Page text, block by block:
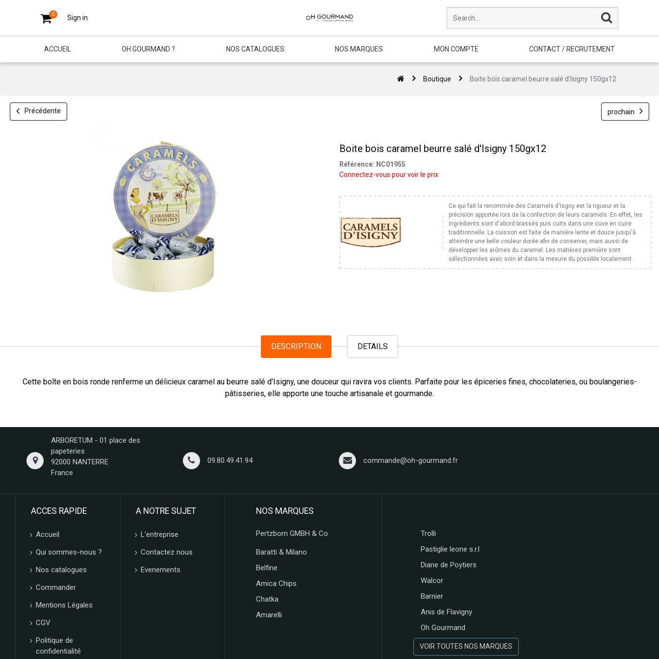
0 Sign in
ACCUEIL OH GOURMAND ? NOS CATALOGUES NOS MARQUES MON COMPTE CONTACT / RECRUTEMENT
Boutique Boite bois caramel beurre salé d'Isigny 150gx12
Précédente prochain
Boite bois caramel beurre salé d'Isigny 150gx12
Référence: NC01955
Connectez-vous pour voir le prix
Ce qui fait la renommée des Caramels d'Isgny est la rigueur et la
précision apportée lors de la confection de leurs caramels. En effet, les
ingrédients sont d'abord brassés puis cuits dans une cuve en cuire
traditionnelle. La cuisson est faite de manière lente et douce jusqu'à
atteindre une belle couleur dorée afin de conserver, mais aussi de
développer les arômes du caramel. Les matières première sont
sélectionnées avec soin et dans la mesure du possible localement.
DESCRIPTION DETAILS
Cette boîte en bois ronde renferme un délicieux caramel au beurre salé d'Isigny, une douceur qui ravira vos clients. Parfaite pour les épiceries fines, chocolateries, ou boulangeries-
pâtisseries, elle apporte une touche artisanale et gourmande.
ARBORETUM - 01 place des
papeteries
92000 NANTERRE
France
09.80.49.41.94 commande@oh-gourmand.fr
ACCES RAPIDE
Accueil
Qui sommes-nous ?
Nos catalogues
Commander
Mentions Légales
CGV
Politique de
confidentialité
A NOTRE SUJET
L'entreprise
Contactez nous
Evenements
NOS MARQUES
Pertzborn GMBH & Co
Baratti & Milano
Belfine
Amica Chips
Chatka
Amarelli
Trolli
Pastiglie leone s.r.l
Diane de Poytiers
Walcor
Barnier
Anis de Flavigny
Oh Gourmand
VOIR TOUTES NOS MARQUES